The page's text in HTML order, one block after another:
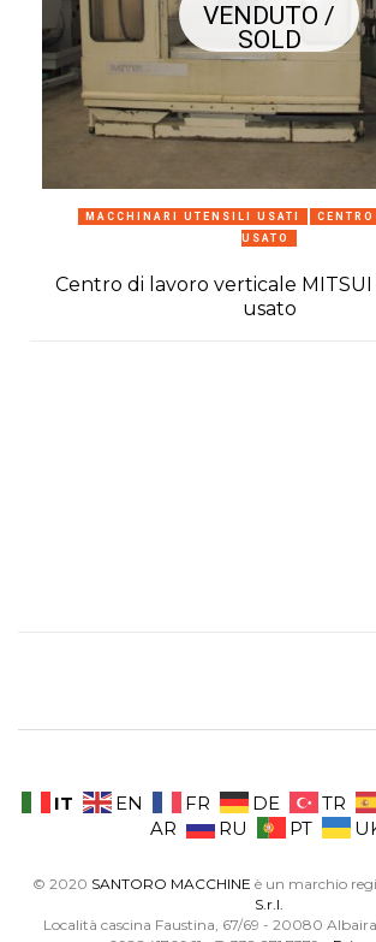
VENDUTO /
SOLD
MACCHINARI UTENSILI USATI
USATO
Centro di lavoro verticale MITSUI
usato
IT EN FR DE TR
AR
RU PT
© 2020 SANTORO MACCHINE è un marchio
S.r.l.
Località cascina Faustina, 67/69 - 20080